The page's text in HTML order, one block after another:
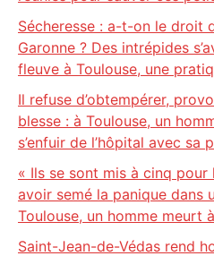
Sécheresse : a-t-on le droit
Garonne ? Des intrépides
fleuve à Toulouse, une
Il refuse d’obtempérer,
blesse : à Toulouse, un
s’enfuir de l’hôpital avec sa
« Ils se sont mis à cinq
avoir semé la panique dans
Toulouse, un homme meurt
Saint-Jean-de-Védas rend